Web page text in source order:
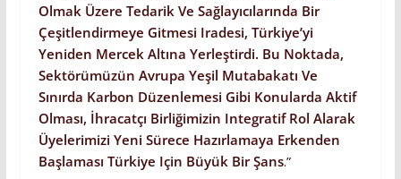
Olmak Üzere Tedarik Ve Sağlayıcılarında Bir
Çeşitlendirmeye Gitmesi Iradesi, Türkiye’yi
Yeniden Mercek Altına Yerleştirdi. Bu Noktada,
Sektörümüzün Avrupa Yeşil Mutabakatı Ve
Sınırda Karbon Düzenlemesi Gibi Konularda Aktif
Olması, İhracatçı Birliğimizin Integratif Rol Alarak
Üyelerimizi Yeni Sürece Hazırlamaya Erkenden
Başlaması Türkiye Için Büyük Bir Şans.”